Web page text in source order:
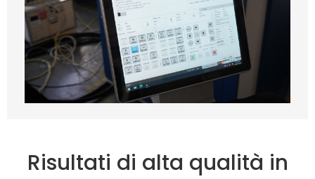
Risultati di alta qualità in